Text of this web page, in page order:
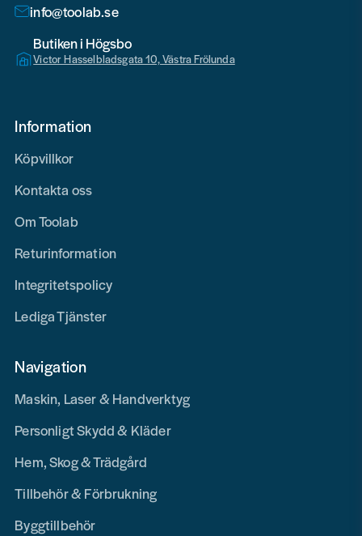
info@toolab.se
Butiken i Högsbo
Victor Hasselbladsgata 10, Västra Frölunda
Information
Köpvillkor
Kontakta oss
Om Toolab
Returinformation
Integritetspolicy
Lediga Tjänster
Navigation
Maskin, Laser & Handverktyg
Personligt Skydd & Kläder
Hem, Skog & Trädgård
Tillbehör & Förbrukning
Byggtillbehör